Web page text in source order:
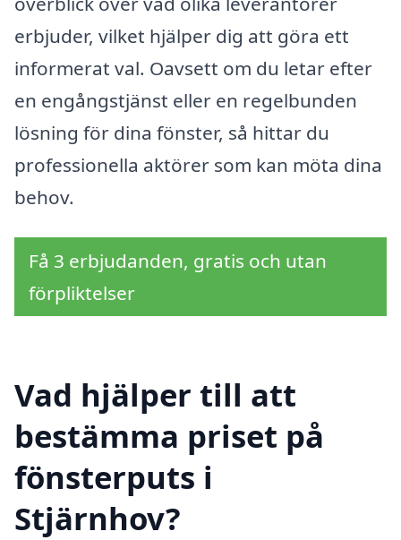
erbjuder, vilket hjälper dig att göra ett
informerat val. Oavsett om du letar efter
en engångstjänst eller en regelbunden
lösning för dina fönster, så hittar du
professionella aktörer som kan möta dina
behov.
Få 3 erbjudanden, gratis och utan
förpliktelser
Vad hjälper till att
bestämma priset på
fönsterputs i
Stjärnhov?